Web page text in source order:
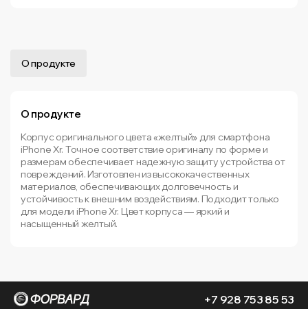
О продукте
О продукте
Корпус оригинального цвета «желтый» для смартфона
iPhone Xr. Точное соответствие оригиналу по форме и
размерам обеспечивает надежную защиту устройства от
повреждений. Изготовлен из высококачественных
материалов, обеспечивающих долговечность и
устойчивость к внешним воздействиям. Подходит только
для модели iPhone Xr. Цвет корпуса — яркий и
насыщенный желтый.
+7 928 753 85 53